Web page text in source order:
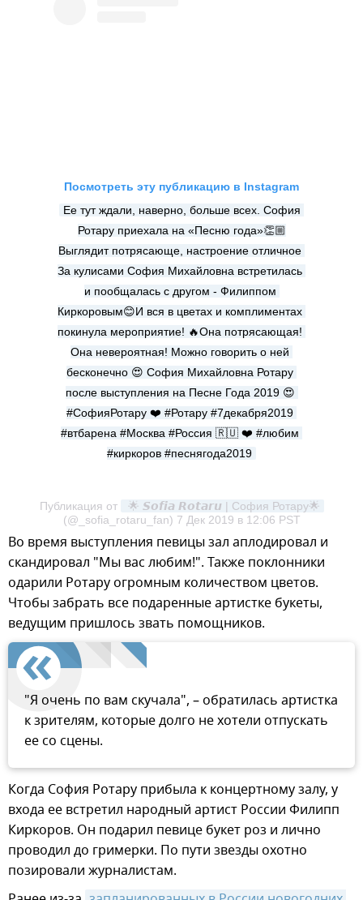
Посмотреть эту публикацию в Instagram
Ее тут ждали, наверно, больше всех. София
Ротару приехала на «Песню года»👏🏼
Выглядит потрясающе, настроение отличное
За кулисами София Михайловна встретилась
и пообщалась с другом - Филиппом
Киркоровым😊И вся в цветах и комплиментах
покинула мероприятие! 🔥Она потрясающая!
Она невероятная! Можно говорить о ней
бесконечно 😍 София Михайловна Ротару
после выступления на Песне Года 2019 😍
#СофияРотару ❤️ #Ротару #7декабря2019
#втбарена #Москва #Россия 🇷🇺 ❤️ #любим
#киркоров #песнягода2019
Публикация от
🌟 𝙎𝙤𝙛𝙞𝙖 𝙍𝙤𝙩𝙖𝙧𝙪 | София Ротару🌟
(@_sofia_rotaru_fan) 7 Дек 2019 в 12:06 PST
Во время выступления певицы зал аплодировал и
скандировал "Мы вас любим!". Также поклонники
одарили Ротару огромным количеством цветов.
Чтобы забрать все подаренные артистке букеты,
ведущим пришлось звать помощников.
"Я очень по вам скучала", – обратилась артистка
к зрителям, которые долго не хотели отпускать
ее со сцены.
Когда София Ротару прибыла к концертному залу, у
входа ее встретил народный артист России Филипп
Киркоров. Он подарил певице букет роз и лично
проводил до гримерки. По пути звезды охотно
позировали журналистам.